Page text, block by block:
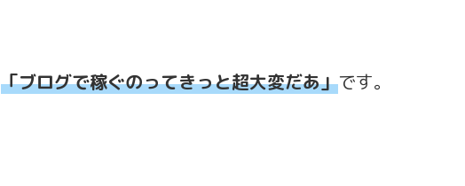
「ブログで稼ぐのってきっと超大変だあ」です。